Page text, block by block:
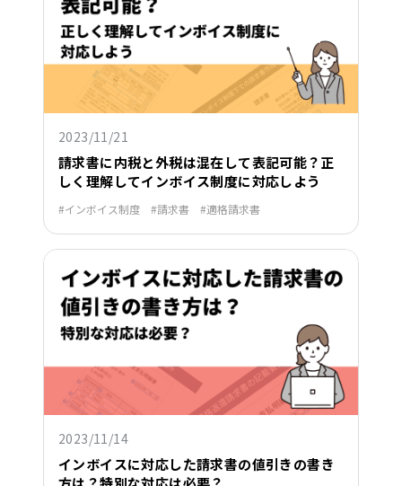
2023/11/21
請求書に内税と外税は混在して表記可能？正
しく理解してインボイス制度に対応しよう
インボイス制度 請求書 適格請求書
2023/11/14
インボイスに対応した請求書の値引きの書き